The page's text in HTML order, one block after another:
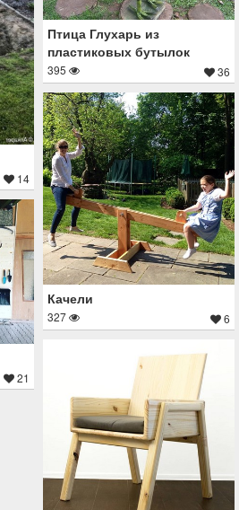
Птица Глухарь из
пластиковых бутылок
395 36
14
Качели
327 6
21